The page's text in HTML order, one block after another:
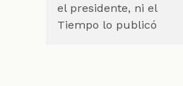
el presidente, ni el
Tiempo lo publicó